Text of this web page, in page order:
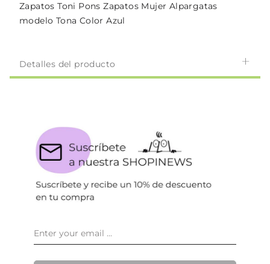
Zapatos Toni Pons Zapatos Mujer Alpargatas
modelo Tona Color Azul
Detalles del producto